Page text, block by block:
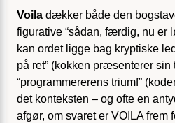
Voila dækker både den
figurative “sådan, færdig, nu er
kan ordet ligge bag kryptiske
på ret” (kokken præsenterer sin
“programmererens triumf”
det konteksten – og ofte en
afgør, om svaret er VOILA frem